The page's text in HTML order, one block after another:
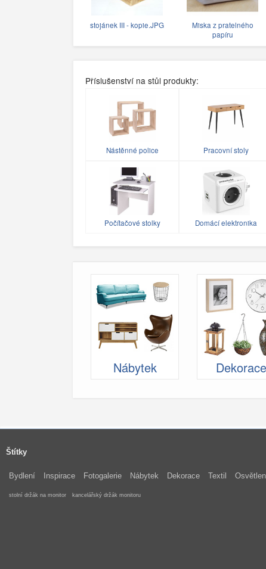
stojánek III - kopie.JPG
Miska z pratelného
papíru
Příslušenství na stůl produkty:
Nástěnné police Pracovní stoly
Počítačové stolky Domácí elektronika
Nábytek Dekorace
Štítky
Bydlení Inspirace Fotogalerie Nábytek Dekorace Textil
stolní držák na monitor kancelářský držák monitoru